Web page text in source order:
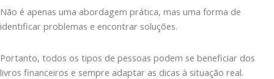
Não é apenas uma abordagem prática, mas uma forma de
identificar problemas e encontrar soluções.
Portanto, todos os tipos de pessoas podem se beneficiar dos
livros financeiros e sempre adaptar as dicas à situação real.